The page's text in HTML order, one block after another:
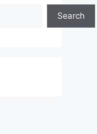
Search